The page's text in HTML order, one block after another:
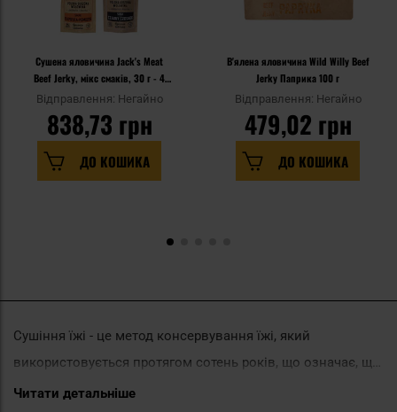
Сушена яловичина Jack's Meat
Beef Jerky, мікс смаків, 30 г - 4
шт.
Відправлення: Негайно
838,73 грн
ДО КОШИКА
В'ялена яловичина Wild Willy Beef
Jerky Паприка 100 г
Відправлення: Негайно
479,02 грн
ДО КОШИКА
Читати детальніше
Сушіння їжі - це метод консервування їжі, який
використовується протягом сотень років, що означає, що
вода видаляється з продукту. Консервуючи їжу, ми